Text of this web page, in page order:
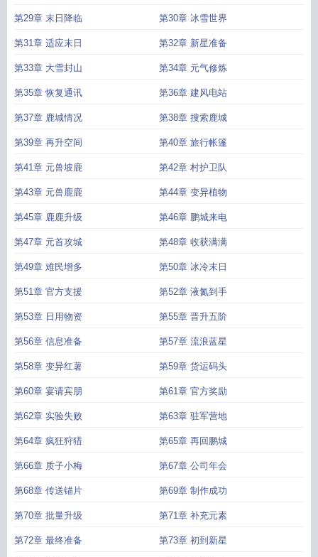
第29章 末日降临 第30章 冰雪世界
第31章 适应末日 第32章 新星准备
第33章 大雪封山 第34章 元气修炼
第35章 恢复通讯 第36章 建风电站
第37章 鹿城情况 第38章 搜索鹿城
第39章 再升空间 第40章 旅行帐篷
第41章 元兽坡鹿 第42章 村护卫队
第43章 元兽鹿鹿 第44章 变异植物
第45章 鹿鹿升级 第46章 鹏城来电
第47章 元首攻城 第48章 收获满满
第49章 难民增多 第50章 冰冷末日
第51章 官方支援 第52章 液氮到手
第53章 日用物资 第55章 晋升五阶
第56章 信息准备 第57章 流浪蓝星
第58章 变异红薯 第59章 货运码头
第60章 宴请宾朋 第61章 官方奖励
第62章 实验失败 第63章 驻军营地
第64章 疯狂狩猎 第65章 再回鹏城
第66章 质子小梅 第67章 公司年会
第68章 传送锚片 第69章 制作成功
第70章 批量升级 第71章 补充元素
第72章 最终准备 第73章 初到新星